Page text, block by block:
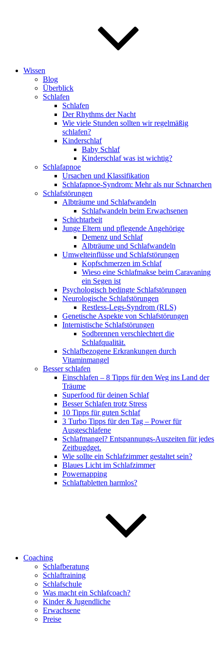
Wissen
Blog
Überblick
Schlafen
Schlafen
Der Rhythms der Nacht
Wie viele Stunden sollten wir regelmäßig
schlafen?
Kinderschlaf
Baby Schlaf
Kinderschlaf was ist wichtig?
Schlafapnoe
Ursachen und Klassifikation
Schlafapnoe-Syndrom: Mehr als nur Schnarchen
Schlafstörungen
Albträume und Schlafwandeln
Schlafwandeln beim Erwachsenen
Schichtarbeit
Junge Eltern und pflegende Angehörige
Demenz und Schlaf
Albträume und Schlafwandeln
Umwelteinflüsse und Schlafstörungen
Kopfschmerzen im Schlaf
Wieso eine Schlafmakse beim Caravaning
ein Segen ist
Psychologisch bedingte Schlafstörungen
Neurologische Schlafstörungen
Restless-Legs-Syndrom (RLS)
Genetische Aspekte von Schlafstörungen
Internistische Schlafstörungen
Sodbrennen verschlechtert die
Schlafqualität.
Schlafbezogene Erkrankungen durch
Vitaminmangel
Besser schlafen
Einschlafen – 8 Tipps für den Weg ins Land der
Träume
Superfood für deinen Schlaf
Besser Schlafen trotz Stress
10 Tipps für guten Schlaf
3 Turbo Tipps für den Tag – Power für
Ausgeschlafene
Schlafmangel? Entspannungs-Auszeiten für jedes
Zeitbugdget.
Wie sollte ein Schlafzimmer gestaltet sein?
Blaues Licht im Schlafzimmer
Powernapping
Schlaftabletten harmlos?
Coaching
Schlafberatung
Schlaftraining
Schlafschule
Was macht ein Schlafcoach?
Kinder & Jugendliche
Erwachsene
Preise